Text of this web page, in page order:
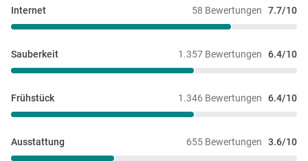
58 Bewertungen 7.7/10
Internet
1.357 Bewertungen 6.4/10
Sauberkeit
1.346 Bewertungen 6.4/10
Frühstück
655 Bewertungen 3.6/10
Ausstattung